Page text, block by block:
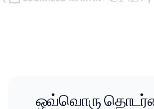
ஒவ்வொரு